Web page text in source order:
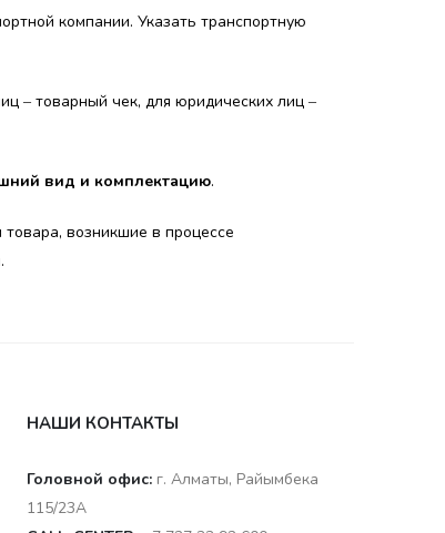
компании. Указать транспортную
‒ товарный чек, для юридических лиц ‒
вид и комплектацию.
возникшие в процессе
НАШИ КОНТАКТЫ
Головной офис: г. Алматы, Райымбека
115/23A